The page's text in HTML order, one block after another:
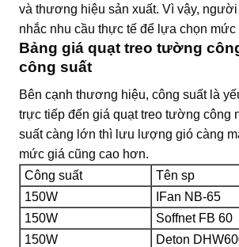
và thương hiệu sản xuất. Vì vậy,
nhắc nhu cầu thực tế để lựa chọn
Bảng giá quạt treo tường
công suất
Bên cạnh thương hiệu, công suất là
trực tiếp đến giá quạt treo tường công
suất càng lớn thì lưu lượng gió càng
mức giá cũng cao hơn.
Công suất
Tên sp
150W
IFan NB-65
150W
Soffnet FB 60
150W
Deton